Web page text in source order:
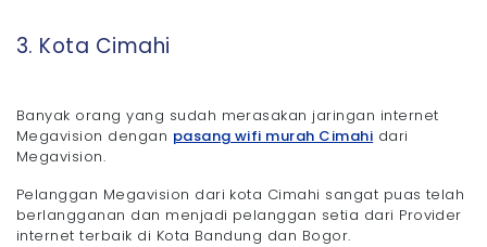
3. Kota Cimahi
Banyak orang yang sudah merasakan jaringan internet
Megavision dengan pasang wifi murah Cimahi dari
Megavision.
Pelanggan Megavision dari kota Cimahi sangat puas telah
berlangganan dan menjadi pelanggan setia dari Provider
internet terbaik di Kota Bandung dan Bogor.